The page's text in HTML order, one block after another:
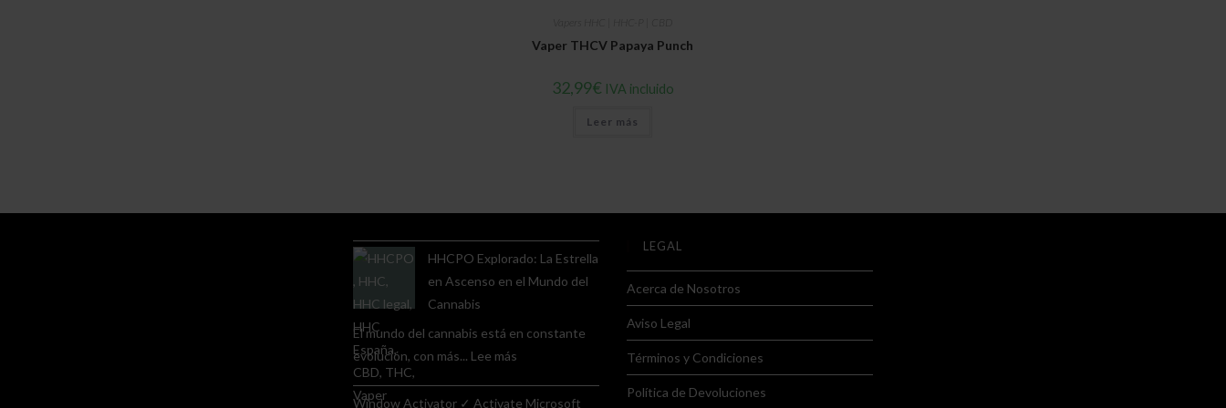
Vaper THCV Papaya Punch
32,99€ IVA incluido
Leer más
HHCPO Explorado: La Estrella
en Ascenso en el Mundo del
Cannabis
El mundo del cannabis está en constante
evolución, con más... Lee más
Explorado:
Window Activator ✓ Activate Microsoft
LEGAL
Acerca de Nosotros
Aviso Legal
Términos y Condiciones
Política de Devoluciones